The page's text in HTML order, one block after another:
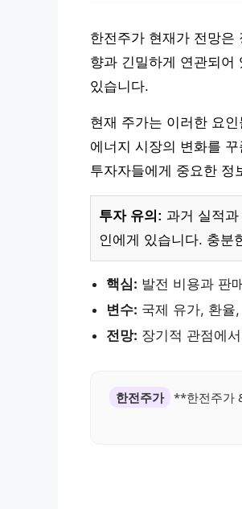
한전주가 현재가 전망은
향과 긴밀하게 연관되어
있습니다.
현재 주가는 이러한 요
에너지 시장의 변화를
투자자들에게 중요한 정
투자 유의: 과거 실적
인에게 있습니다. 충분
핵심: 발전 비용과 판
변수: 국제 유가, 환율
전망: 장기적 관점에
한전주가 **한전주가